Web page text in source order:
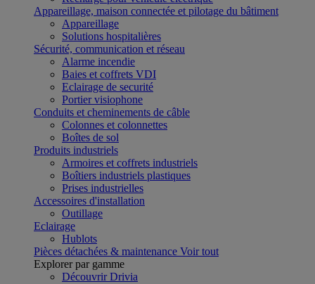
Appareillage, maison connectée et pilotage du bâtiment
Appareillage
Solutions hospitalières
Sécurité, communication et réseau
Alarme incendie
Baies et coffrets VDI
Eclairage de securité
Portier visiophone
Conduits et cheminements de câble
Colonnes et colonnettes
Boîtes de sol
Produits industriels
Armoires et coffrets industriels
Boîtiers industriels plastiques
Prises industrielles
Accessoires d'installation
Outillage
Eclairage
Hublots
Pièces détachées & maintenance Voir tout
Explorer par gamme
Découvrir Drivia